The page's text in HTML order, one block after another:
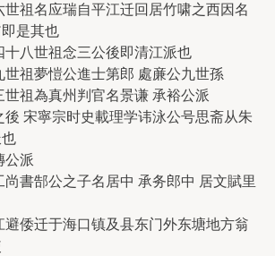
祖名应瑞自平江迁回居竹啸之西因名
是其也
十八世祖念三公後即清江派也
世祖夢愷公進士第郎 處亷公九世孫
世祖為真州判官名景谦 承裕公派
後 宋寧宗时史載理学讳泳公号思斋从朱
公派
尚書郜公之子名居中 承务郎中 居文賦里
避倭迁于海口镇及县东门外东塘地方翁